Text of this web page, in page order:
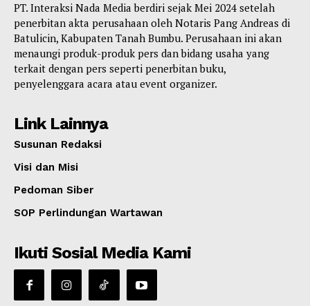
PT. Interaksi Nada Media berdiri sejak Mei 2024 setelah
penerbitan akta perusahaan oleh Notaris Pang Andreas di
Batulicin, Kabupaten Tanah Bumbu. Perusahaan ini akan
menaungi produk-produk pers dan bidang usaha yang
terkait dengan pers seperti penerbitan buku,
penyelenggara acara atau event organizer.
Link Lainnya
Susunan Redaksi
Visi dan Misi
Pedoman Siber
SOP Perlindungan Wartawan
Ikuti Sosial Media Kami